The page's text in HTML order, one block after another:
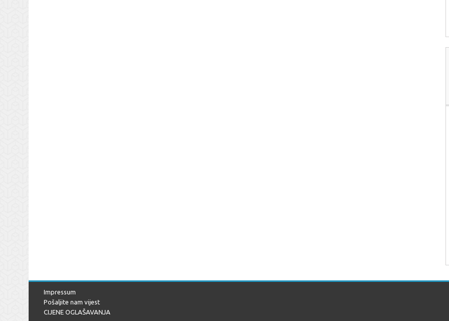
Impressum
Pošaljite nam vijest
CIJENE OGLAŠAVANJA